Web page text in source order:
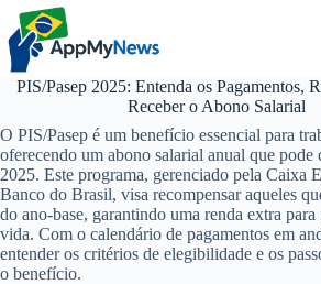
Pular
para
conteúdo
PIS/Pasep 2025: Entenda os Pagamentos,
Receber o Abono Salarial
O PIS/Pasep é um benefício essencial para
oferecendo um abono salarial anual que pode
2025. Este programa, gerenciado pela Caixa
Banco do Brasil, visa recompensar aqueles
do ano-base, garantindo uma renda extra
vida. Com o calendário de pagamentos em
entender os critérios de elegibilidade e os
o benefício.